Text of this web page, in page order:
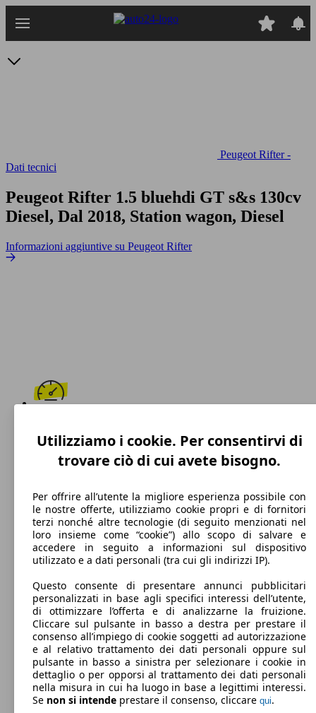
Peugeot Rifter -
Dati tecnici
Peugeot Rifter 1.5 bluehdi GT s&s 130cv
Diesel, Dal 2018, Station wagon, Diesel
Informazioni aggiuntive su Peugeot Rifter
Diesel
Carburante
112 g/km
Emissioni di CO2 (combinato)*
Ø 4.2 l/100km
Utilizziamo i cookie. Per consentirvi di
trovare ciò di cui avete bisogno.
Per offrire all’utente la migliore esperienza possibile con
le nostre offerte, utilizziamo cookie propri e di fornitori
terzi nonché altre tecnologie (di seguito menzionati nel
loro insieme come “cookie”) allo scopo di salvare e
accedere in seguito a informazioni sul dispositivo
utilizzato e a dati personali (tra cui gli indirizzi IP).
Questo consente di presentare annunci pubblicitari
personalizzati in base agli specifici interessi dell’utente,
di ottimizzare l’offerta e di analizzarne la fruizione.
Cliccare sul pulsante in basso a destra per prestare il
consenso all’impiego di cookie soggetti ad autorizzazione
e al relativo trattamento dei dati personali oppure sul
pulsante in basso a sinistra per selezionare i cookie in
dettaglio o per opporsi al trattamento dei dati personali
nella misura in cui ha luogo in base a legittimi interessi.
Se non si intende prestare il consenso, cliccare qui.